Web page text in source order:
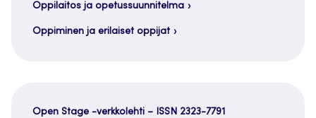
Oppilaitos ja opetussuunnitelma
Oppiminen ja erilaiset oppijat
Open Stage -verkkolehti – ISSN 2323-7791